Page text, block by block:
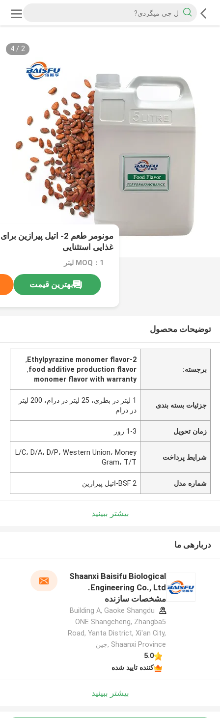
2
/
4
مونومر طعم 2- اتیل
غذایی استثنایی
MOQ：1 لیتر
بهترین قیمت
توضیحات محصول
برجسته:
2-Ethylpyrazine monomer flavor
,
food additive production flavor
,
monomer flavor with warranty
جزئیات بسته بندی
1 لیتر در بطری، 25 لیتر در درام، 200 لیتر
در درام
زمان تحویل 1-3 روز
شرایط پرداخت
L/C، D/A، D/P، Western Union، Money
Gram، T/T
شماره مدل BSF 2-اتیل پیرازین
بیشتر ببینید
دربارهی ما
Shaanxi Baisifu Biological
Engineering Co., Ltd.
مشخصات سازنده
Building A, Gaoke Shangdu
ONE Shangcheng, Zhangba5
Road, Yanta District, Xi'an City,
Shaanxi Province ,چین
5.0
کننده تایید شده
بیشتر ببینید